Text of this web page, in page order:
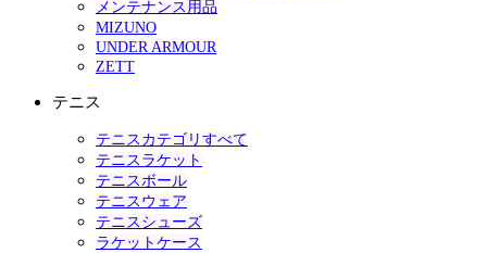
メンテナンス用品
MIZUNO
UNDER ARMOUR
ZETT
テニス
テニスカテゴリすべて
テニスラケット
テニスボール
テニスウェア
テニスシューズ
ラケットケース